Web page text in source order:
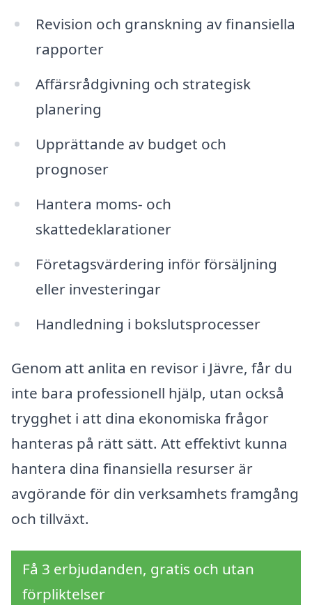
Revision och granskning av finansiella
rapporter
Affärsrådgivning och strategisk
planering
Upprättande av budget och
prognoser
Hantera moms- och
skattedeklarationer
Företagsvärdering inför försäljning
eller investeringar
Handledning i bokslutsprocesser
Genom att anlita en revisor i Jävre, får du
inte bara professionell hjälp, utan också
trygghet i att dina ekonomiska frågor
hanteras på rätt sätt. Att effektivt kunna
hantera dina finansiella resurser är
avgörande för din verksamhets framgång
och tillväxt.
Få 3 erbjudanden, gratis och utan
förpliktelser